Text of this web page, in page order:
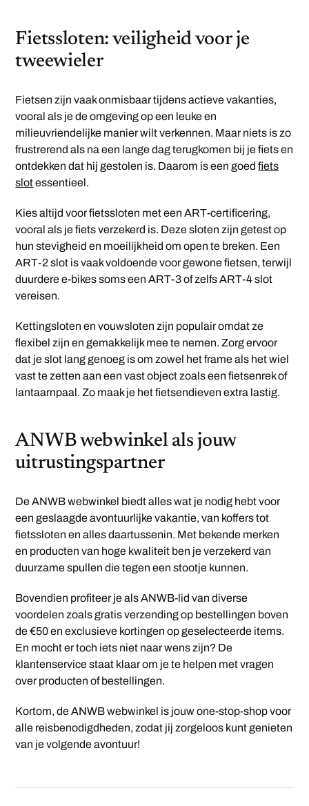
Fietssloten: veiligheid voor je
tweewieler
Fietsen zijn vaak onmisbaar tijdens actieve vakanties,
vooral als je de omgeving op een leuke en
milieuvriendelijke manier wilt verkennen. Maar niets is zo
frustrerend als na een lange dag terugkomen bij je fiets en
ontdekken dat hij gestolen is. Daarom is een goedfiets
slotessentieel.
Kies altijd voor fietssloten met een ART-certificering,
vooral als je fiets verzekerd is. Deze sloten zijn getest op
hun stevigheid en moeilijkheid om open te breken. Een
ART-2 slot is vaak voldoende voor gewone fietsen, terwijl
duurdere e-bikes soms een ART-3 of zelfs ART-4 slot
vereisen.
Kettingsloten en vouwsloten zijn populair omdat ze
flexibel zijn en gemakkelijk mee te nemen. Zorg ervoor
dat je slot lang genoeg is om zowel het frame als het wiel
vast te zetten aan een vast object zoals een fietsenrek of
lantaarnpaal. Zo maak je het fietsendieven extra lastig.
ANWB webwinkel als jouw
uitrustingspartner
De ANWB webwinkel biedt alles wat je nodig hebt voor
een geslaagde avontuurlijke vakantie, van koffers tot
fietssloten en alles daartussenin. Met bekende merken
en producten van hoge kwaliteit ben je verzekerd van
duurzame spullen die tegen een stootje kunnen.
Bovendien profiteer je als ANWB-lid van diverse
voordelen zoals gratis verzending op bestellingen boven
de €50 en exclusieve kortingen op geselecteerde items.
En mocht er toch iets niet naar wens zijn? De
klantenservice staat klaar om je te helpen met vragen
over producten of bestellingen.
Kortom, de ANWB webwinkel is jouw one-stop-shop voor
alle reisbenodigdheden, zodat jij zorgeloos kunt genieten
van je volgende avontuur!